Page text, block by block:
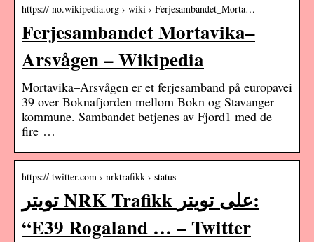
https:// no.wikipedia.org › wiki › Ferjesambandet_Morta…
Ferjesambandet Mortavika–
Arsvågen – Wikipedia
Mortavika–Arsvågen er et ferjesamband på europavei
39 over Boknafjorden mellom Bokn og Stavanger
kommune. Sambandet betjenes av Fjord1 med de
fire …
https:// twitter.com › nrktrafikk › status
تويتر NRK Trafikk على تويتر:
“E39 Rogaland … – Twitter